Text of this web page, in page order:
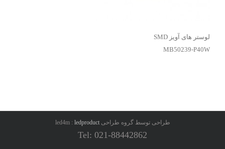
لوستر های آویز SMD
MB50239-P40W
طراحی توسط گروه طراحی led4m :ledproduct
Tel: 021-88442862